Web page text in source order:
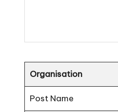
Organisation
Post Name